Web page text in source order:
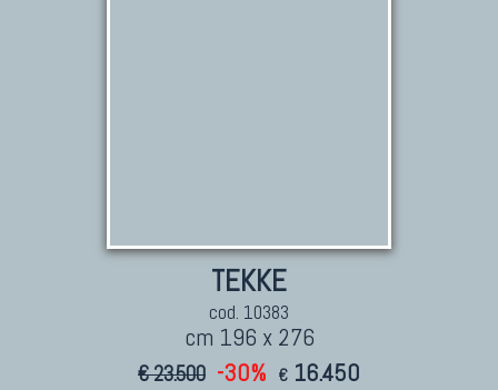
TEKKE
cod. 10383
cm 196 x 276
€ 23.500 -30% € 16.450